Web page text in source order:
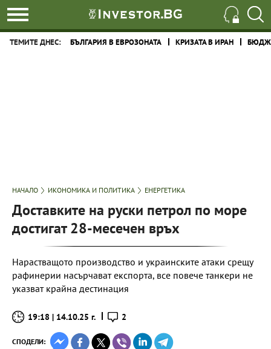
ТЕМИТЕ ДНЕС: БЪЛГАРИЯ В ЕВРОЗОНАТА КРИЗАТА В ИРАН
НАЧАЛО ИКОНОМИКА И ПОЛИТИКА ЕНЕРГЕТИКА
Доставките на руски петрол по море
достигат 28-месечен връх
Нарастващото производство и украинските атаки срещу
рафинерии насърчават експорта, все повече танкери не
указват крайна дестинация
19:18 | 14.10.25 г. 2
СПОДЕЛИ: